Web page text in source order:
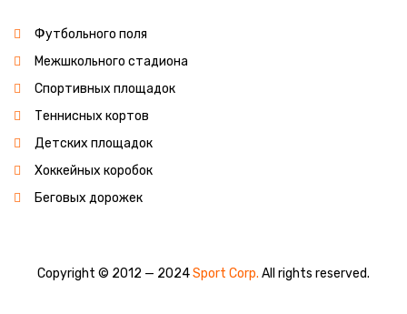
Футбольного поля
Межшкольного стадиона
Спортивных площадок
Теннисных кортов
Детских площадок
Хоккейных коробок
Беговых дорожек
Copyright © 2012 — 2024Sport Corp. All rights reserved.